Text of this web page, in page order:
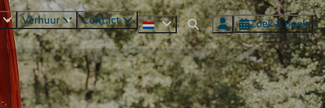
Verhuur Contact Zoek & Boek